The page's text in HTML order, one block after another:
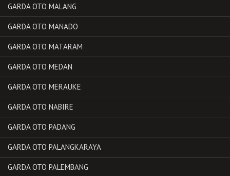
GARDA OTO MALANG
GARDA OTO MANADO
GARDA OTO MATARAM
GARDA OTO MEDAN
GARDA OTO MERAUKE
GARDA OTO NABIRE
GARDA OTO PADANG
GARDA OTO PALANGKARAYA
GARDA OTO PALEMBANG